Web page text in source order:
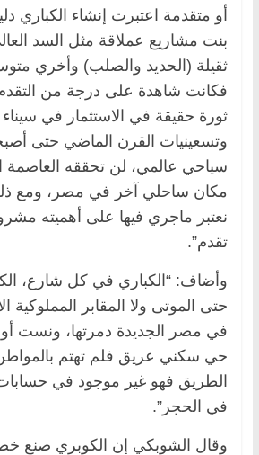
أو متقدمة اعتبرت إنشاء الكباري
بنت مشاريع عملاقة مثل السد
ثقيلة (الحديد والصلب) وأخري
فكانت شاهدة على درجة من
ثورة حقيقة في الاستثمار في سيناء
وتسعينيات القرن الماضي حتى
سياحي عالمي، لن تحققه العاصمة
مكان ساحلي آخر في مصر، ومع
نعتبر ماجري فيها على أهميته
تقدم”.
وأضاف: “الكباري في كل شارع،
حتى الموتى ولا المقابر المملوكية
في مصر الجديدة دمرتها، ونست
حي سكني عريق فلم تهتم بالمواطن
الطريق فهو غير موجود في
في الحجر”.
وقال الشوبكي إن الكوبري صنع